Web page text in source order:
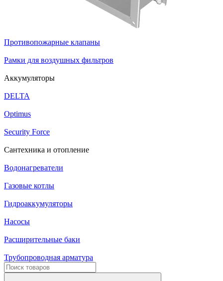
Противопожарные клапаны
Рамки для воздушных фильтров
Аккумуляторы
DELTA
Optimus
Security Force
Сантехника и отопление
Водонагреватели
Газовые котлы
Гидроаккумуляторы
Насосы
Расширительные баки
Трубопроводная арматура